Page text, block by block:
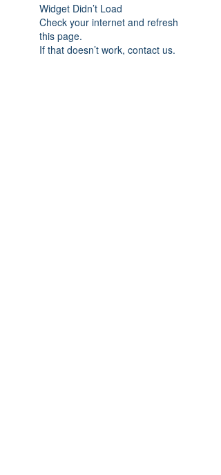
Widget Didn’t Load
Check your internet and refresh
this page.
If that doesn’t work, contact us.